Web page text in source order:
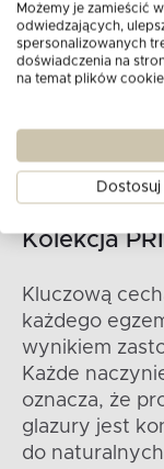
Kolekcja
Kluczową
każdego
wynikiem
Każde
oznacza, że
glazury jest
do
Możemy je zamieścić
odwiedzających,
spersonalizowanych
doświadczenia na
na temat plików
Dostosuj